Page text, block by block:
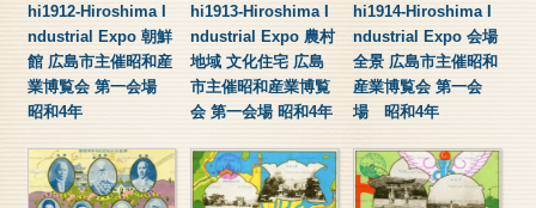
hi1912-Hiroshima I
ndustrial Expo 朝鮮
館 広島市主催昭和産
業博覧会 第一会場
昭和4年
hi1913-Hiroshima I
ndustrial Expo 農村
地域 文化住宅 広島
市主催昭和産業博覧
会 第一会場 昭和4年
hi1914-Hiroshima I
ndustrial Expo 会場
全景 広島市主催昭和
産業博覧会 第一会
場 昭和4年